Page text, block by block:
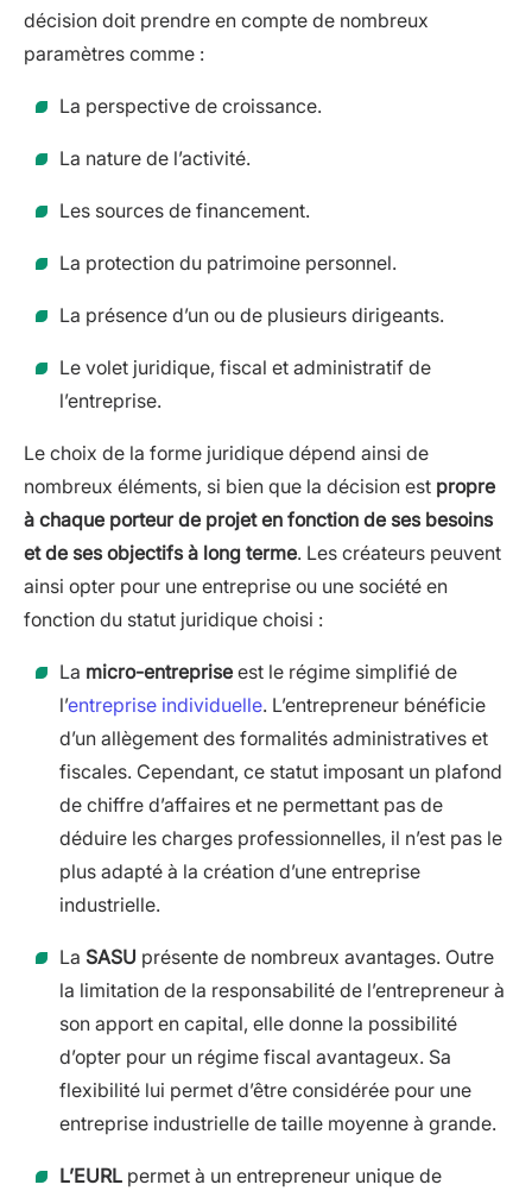
décision doit prendre en compte de nombreux
paramètres comme :
La perspective de croissance.
La nature de l’activité.
Les sources de financement.
La protection du patrimoine personnel.
La présence d’un ou de plusieurs dirigeants.
Le volet juridique, fiscal et administratif de
l’entreprise.
Le choix de la forme juridique dépend ainsi de
nombreux éléments, si bien que la décision est propre
à chaque porteur de projet en fonction de ses besoins
et de ses objectifs à long terme. Les créateurs peuvent
ainsi opter pour une entreprise ou une société en
fonction du statut juridique choisi :
La micro-entreprise est le régime simplifié de
l’entreprise individuelle. L’entrepreneur bénéficie
d’un allègement des formalités administratives et
fiscales. Cependant, ce statut imposant un plafond
de chiffre d’affaires et ne permettant pas de
déduire les charges professionnelles, il n’est pas le
plus adapté à la création d’une entreprise
industrielle.
La SASU présente de nombreux avantages. Outre
la limitation de la responsabilité de l’entrepreneur à
son apport en capital, elle donne la possibilité
d’opter pour un régime fiscal avantageux. Sa
flexibilité lui permet d’être considérée pour une
entreprise industrielle de taille moyenne à grande.
L’EURL permet à un entrepreneur unique de